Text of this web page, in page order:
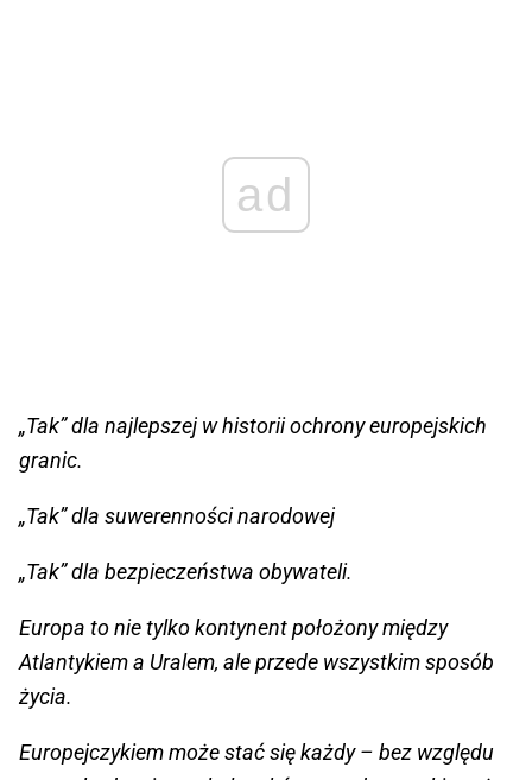
ad
„Tak” dla najlepszej w historii ochrony europejskich
granic.
„Tak” dla suwerenności narodowej
„Tak” dla bezpieczeństwa obywateli.
Europa to nie tylko kontynent położony między
Atlantykiem a Uralem, ale przede wszystkim sposób
życia.
Europejczykiem może stać się każdy – bez względu